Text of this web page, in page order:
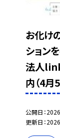
お化け
ション
法人link
内（4月5
公開日
更新日